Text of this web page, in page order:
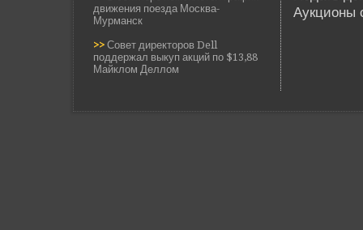
движения поезда Москва-
Мурманск
>> Совет директоров Dell
поддержал выкуп акций по $13,88
Майклом Деллом
Аукционы